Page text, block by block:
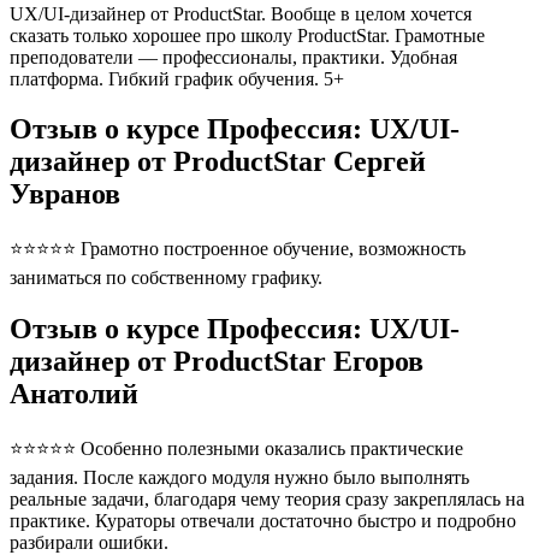
UX/UI-дизайнер от ProductStar. Вообще в целом хочется
сказать только хорошее про школу ProductStar. Грамотные
преподователи — профессионалы, практики. Удобная
платформа. Гибкий график обучения. 5+
Отзыв о курсе Профессия: UX/UI-
дизайнер от ProductStar Сергей
Увранов
⭐⭐⭐⭐⭐ Грамотно построенное обучение, возможность
заниматься по собственному графику.
Отзыв о курсе Профессия: UX/UI-
дизайнер от ProductStar Егоров
Анатолий
⭐⭐⭐⭐⭐ Особенно полезными оказались практические
задания. После каждого модуля нужно было выполнять
реальные задачи, благодаря чему теория сразу закреплялась на
практике. Кураторы отвечали достаточно быстро и подробно
разбирали ошибки.